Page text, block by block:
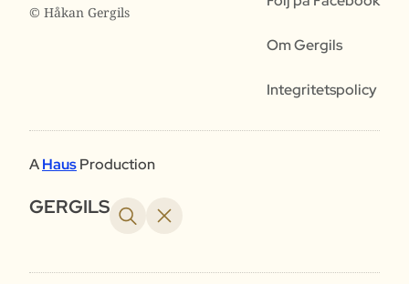
© Håkan Gergils
Om Gergils
Integritetspolicy
AHausProduction
GERGILS